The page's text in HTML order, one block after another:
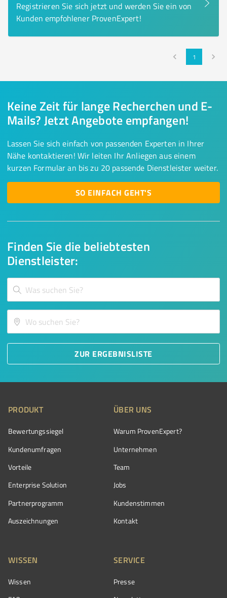
Registrieren Sie sich jetzt und werden Sie ein von
Kunden empfohlener ProvenExpert!
1
Finden Sie die beliebtesten
Dienstleister:
ZUR ERGEBNISLISTE
Keine Zeit für lange Recherchen und E-
Mails? Jetzt Angebote empfangen!
Lassen Sie sich einfach von passenden Experten in Ihrer
Nähe kontaktieren! Wir leiten Ihr Anliegen aus einem
kurzen Formular an bis zu 20 passende Dienstleister weiter.
SO EINFACH GEHT'S
PRODUKT
Bewertungssiegel
Kundenumfragen
Vorteile
Enterprise Solution
Partnerprogramm
Auszeichnungen
ÜBER UNS
Warum ProvenExpert?
Unternehmen
Team
Jobs
Kundenstimmen
Kontakt
WISSEN
Wissen
SERVICE
Presse